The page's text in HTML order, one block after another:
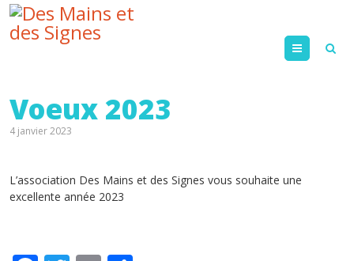
Menu
Voeux 2023
4 janvier 2023
L’association Des Mains et des Signes vous souhaite une
excellente année 2023